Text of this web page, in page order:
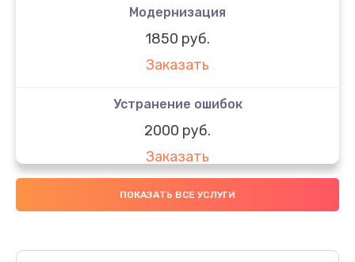
Модернизация
1850 руб.
Заказать
Устранение ошибок
2000 руб.
Заказать
Ремонт после залития
Заказать
ПОКАЗАТЬ ВСЕ УСЛУГИ